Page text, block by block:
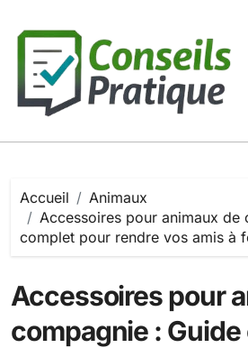
contenu
Accueil
Animaux
Accessoires pour animaux de
complet pour rendre vos amis à
Accessoires pour
compagnie :